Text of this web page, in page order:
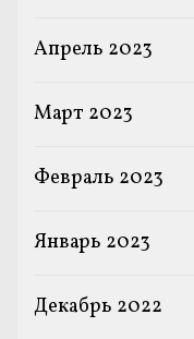
Апрель 2023
Март 2023
Февраль 2023
Январь 2023
Декабрь 2022